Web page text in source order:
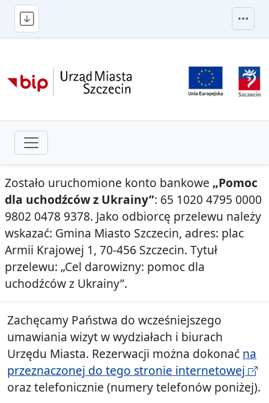
przejdź do głównego menu
Zostało uruchomione konto bankowe „Pomoc
dla uchodźców z Ukrainy”: 65 1020 4795 0000
9802 0478 9378. Jako odbiorcę przelewu należy
wskazać: Gmina Miasto Szczecin, adres: plac
Armii Krajowej 1, 70-456 Szczecin. Tytuł
przelewu: „Cel darowizny: pomoc dla
uchodźców z Ukrainy”.
Zachęcamy Państwa do wcześniejszego
umawiania wizyt w wydziałach i biurach
Urzędu Miasta. Rezerwacji można dokonać na
przeznaczonej do tego stronie internetowej
oraz telefonicznie (numery telefonów poniżej).